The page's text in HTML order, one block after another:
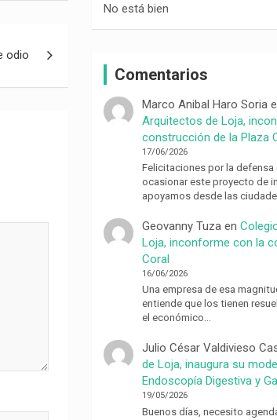
odio
No está bien
Comentarios
Marco Anibal Haro Soria
Arquitectos de Loja,
construcción de la Plaza
17/06/2026
Felicitaciones por la
ocasionar este proyecto de
apoyamos desde las
Geovanny Tuza en
Loja, inconforme con la
Coral
16/06/2026
Una empresa de esa
entiende que los tienen
el económico…
Julio César Valdivieso
de Loja, inaugura su
Endoscopía Digestiva y
19/05/2026
Buenos días, necesito